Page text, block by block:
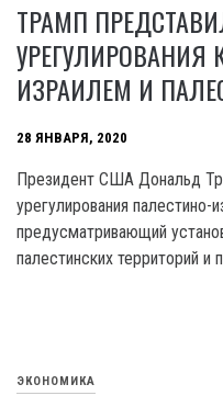
ТРАМП
ИЗРАИЛЕМ И
28 ЯНВАРЯ, 2020
Президент США Дональд
урегулирования палестино-
предусматривающий
палестинских территорий
ЭКОНОМИКА